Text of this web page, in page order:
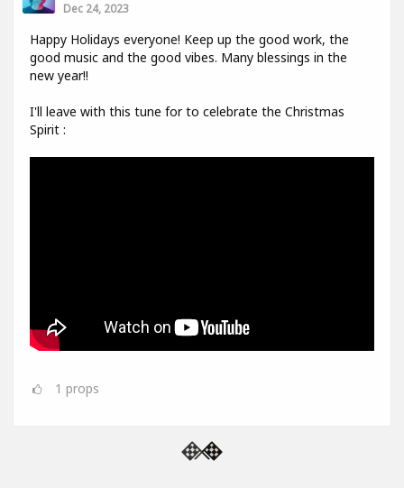
Dec 24, 2023
Happy Holidays everyone! Keep up the good work, the
good music and the good vibes. Many blessings in the
new year!!
I'll leave with this tune for to celebrate the Christmas
Spirit :
1 props